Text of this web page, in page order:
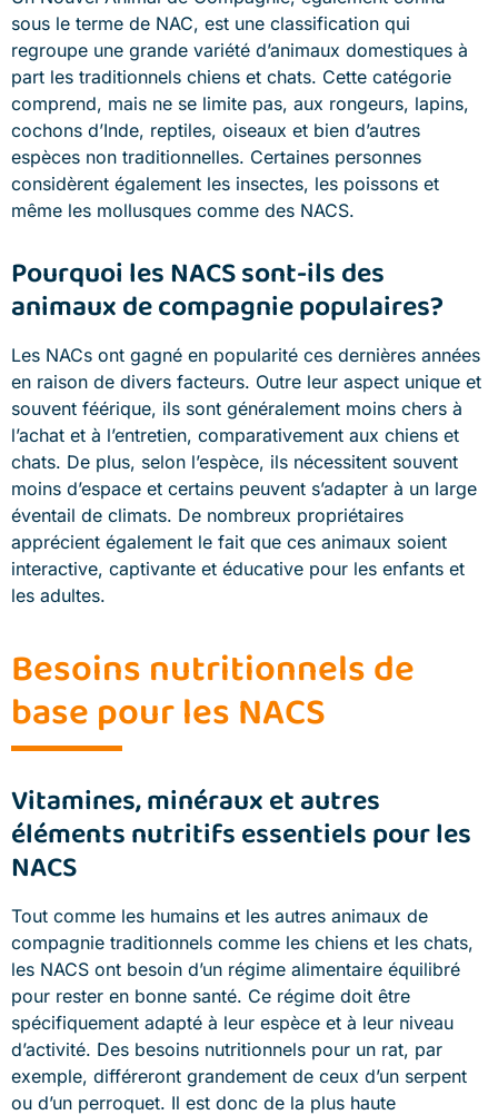
sous le terme de NAC, est une classification qui
regroupe une grande variété d’animaux domestiques à
part les traditionnels chiens et chats. Cette catégorie
comprend, mais ne se limite pas, aux rongeurs, lapins,
cochons d’Inde, reptiles, oiseaux et bien d’autres
espèces non traditionnelles. Certaines personnes
considèrent également les insectes, les poissons et
même les mollusques comme des NACS.
Pourquoi les NACS sont-ils des
animaux de compagnie populaires?
Les NACs ont gagné en popularité ces dernières années
en raison de divers facteurs. Outre leur aspect unique et
souvent féérique, ils sont généralement moins chers à
l’achat et à l’entretien, comparativement aux chiens et
chats. De plus, selon l’espèce, ils nécessitent souvent
moins d’espace et certains peuvent s’adapter à un large
éventail de climats. De nombreux propriétaires
apprécient également le fait que ces animaux soient
interactive, captivante et éducative pour les enfants et
les adultes.
Besoins nutritionnels de
base pour les NACS
Vitamines, minéraux et autres
éléments nutritifs essentiels pour les
NACS
Tout comme les humains et les autres animaux de
compagnie traditionnels comme les chiens et les chats,
les NACS ont besoin d’un régime alimentaire équilibré
pour rester en bonne santé. Ce régime doit être
spécifiquement adapté à leur espèce et à leur niveau
d’activité. Des besoins nutritionnels pour un rat, par
exemple, différeront grandement de ceux d’un serpent
ou d’un perroquet. Il est donc de la plus haute